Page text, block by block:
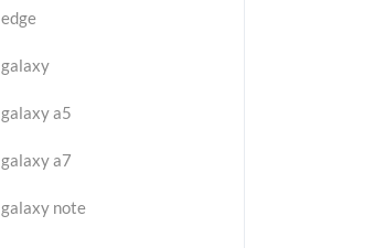
edge
galaxy
galaxy a5
galaxy a7
galaxy note